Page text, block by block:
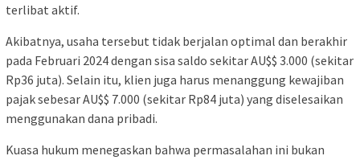
terlibat aktif.
Akibatnya, usaha tersebut tidak berjalan optimal dan berakhir
pada Februari 2024 dengan sisa saldo sekitar AU$$ 3.000 (sekitar
Rp36 juta). Selain itu, klien juga harus menanggung kewajiban
pajak sebesar AU$$ 7.000 (sekitar Rp84 juta) yang diselesaikan
menggunakan dana pribadi.
Kuasa hukum menegaskan bahwa permasalahan ini bukan